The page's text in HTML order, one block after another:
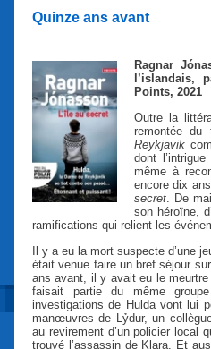
Quinze ans avant
Ragnar
l’islandais,
Points, 2021
Outre la
remontée
Reykjavik
dont
même à
encore dix
secret. De
son héroïne,
ramifications qui relient les
Il y a eu la mort suspecte d’une
était venue faire un bref séjour
ans avant, il y avait eu le meurtre
faisait partie du même
investigations de Hulda vont lui
manœuvres de Lỷdur, un
au revirement d’un policier local
trouvé l’assassin de Klara. Et